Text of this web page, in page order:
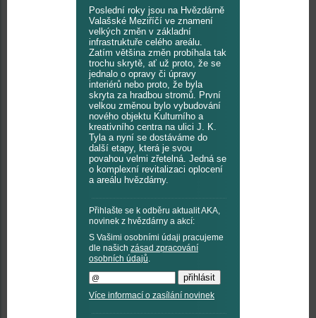
Poslední roky jsou na Hvězdárně
Valašské Meziříčí ve znamení
velkých změn v základní
infrastruktuře celého areálu.
Zatím většina změn probíhala tak
trochu skrytě, ať už proto, že se
jednalo o opravy či úpravy
interiérů nebo proto, že byla
skryta za hradbou stromů. První
velkou změnou bylo vybudování
nového objektu Kulturního a
kreativního centra na ulici J. K.
Tyla a nyní se dostáváme do
další etapy, která je svou
povahou velmi zřetelná. Jedná se
o komplexní revitalizaci oplocení
a areálu hvězdárny.
Přihlašte se k odběru aktualit AKA,
novinek z hvězdárny a akcí:
S Vašimi osobními údaji pracujeme
dle našich zásad zpracování
osobních údajů.
Více informací o zasílání novinek